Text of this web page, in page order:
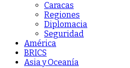
Caracas
Regiones
Diplomacia
Seguridad
América
BRICS
Asia y Oceanía